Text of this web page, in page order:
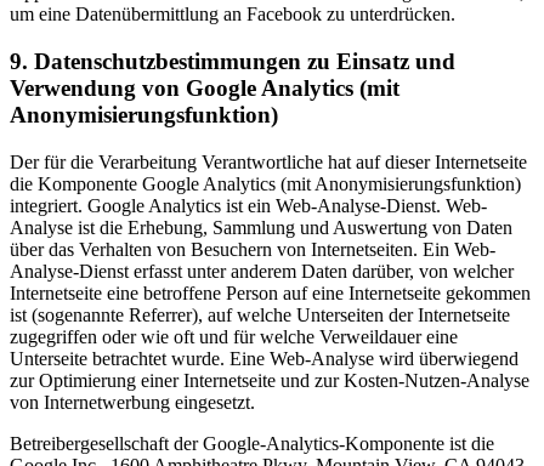
um eine Datenübermittlung an Facebook zu unterdrücken.
9. Datenschutzbestimmungen zu Einsatz und
Verwendung von Google Analytics (mit
Anonymisierungsfunktion)
Der für die Verarbeitung Verantwortliche hat auf dieser Internetseite
die Komponente Google Analytics (mit Anonymisierungsfunktion)
integriert. Google Analytics ist ein Web-Analyse-Dienst. Web-
Analyse ist die Erhebung, Sammlung und Auswertung von Daten
über das Verhalten von Besuchern von Internetseiten. Ein Web-
Analyse-Dienst erfasst unter anderem Daten darüber, von welcher
Internetseite eine betroffene Person auf eine Internetseite gekommen
ist (sogenannte Referrer), auf welche Unterseiten der Internetseite
zugegriffen oder wie oft und für welche Verweildauer eine
Unterseite betrachtet wurde. Eine Web-Analyse wird überwiegend
zur Optimierung einer Internetseite und zur Kosten-Nutzen-Analyse
von Internetwerbung eingesetzt.
Betreibergesellschaft der Google-Analytics-Komponente ist die